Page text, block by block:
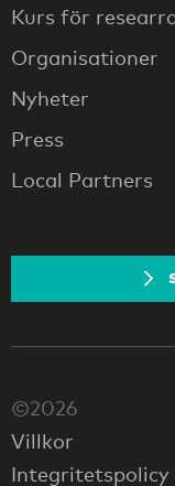
Kurs för
Organisationer
Nyheter
Press
Local Partners
©2026
Villkor
Integritetspolicy